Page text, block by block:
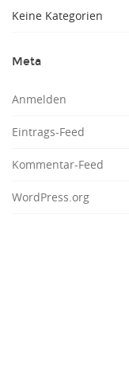
Keine Kategorien
Meta
Anmelden
Eintrags-Feed
Kommentar-Feed
WordPress.org